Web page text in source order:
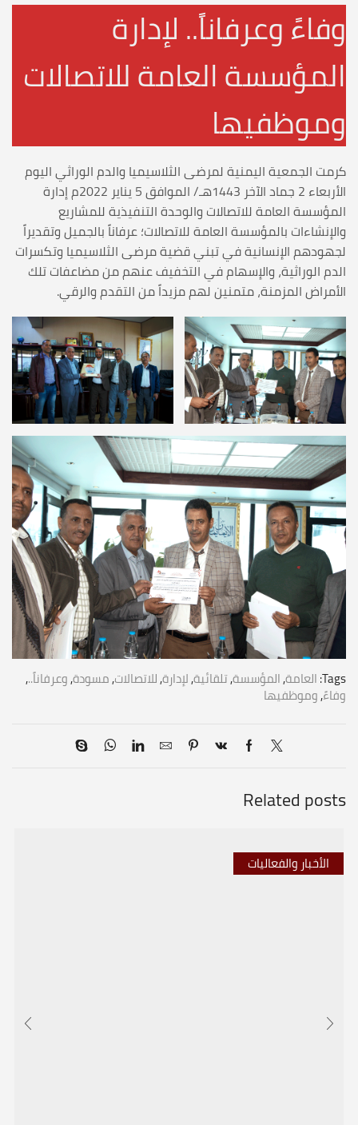
وفاءً وعرفاناً.. لإدارة
المؤسسة العامة للاتصالات
وموظفيها
كرمت الجمعية اليمنية لمرضى الثلاسيميا والدم الوراثي اليوم
الأربعاء 2 جماد الآخر 1443هـ/ الموافق 5 يناير 2022م إدارة
المؤسسة العامة للاتصالات والوحدة التنفيذية للمشاريع
والإنشاءات بالمؤسسة العامة للاتصالات؛ عرفاناً بالجميل وتقديراً
لجهودهم الإنسانية في تبني قضية مرضى الثلاسيميا وتكسرات
الدم الوراثية، والإسهام في التخفيف عنهم من مضاعفات تلك
الأمراض المزمنة، متمنين لهم مزيداً من التقدم والرقي.
Tags: العامة,المؤسسة,تلقائية,لإدارة,للاتصالات,مسودة,وعرفاناً..,
وفاءً,وموظفيها
Related posts
الأخبار والفعاليات